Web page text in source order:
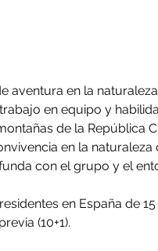
aventura en la
en equipo y
de la República
en la naturaleza
con el grupo y el
en España de
(10+1).